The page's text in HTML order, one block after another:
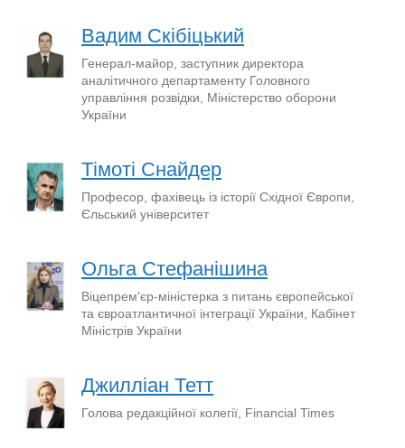
Вадим Скібіцький
Генерал-майор, заступник директора
аналітичного департаменту Головного
управління розвідки, Міністерство оборони
України
Тімоті Снайдер
Професор, фахівець із історії Східної Європи,
Єльський університет
Ольга Стефанішина
Віцепрем'єр-міністерка з питань європейської
та євроатлантичної інтеграції України, Кабінет
Міністрів України
Джилліан Тетт
Голова редакційної колегії, Financial Times